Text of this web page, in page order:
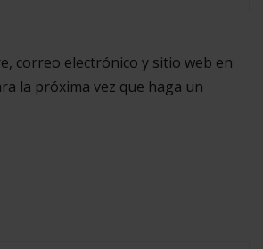
correo electrónico y sitio web en
la próxima vez que haga un